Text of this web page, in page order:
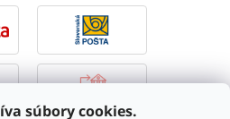
súbory cookies.